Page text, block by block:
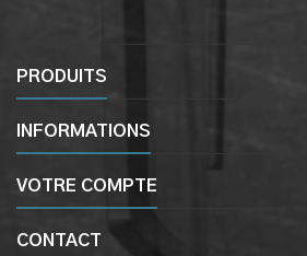
PRODUITS
INFORMATIONS
VOTRE COMPTE
CONTACT